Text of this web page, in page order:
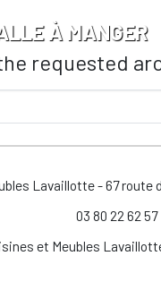
À MANGER
requested
Lavaillotte - 67 route
03 80 22 62 57
et Meubles